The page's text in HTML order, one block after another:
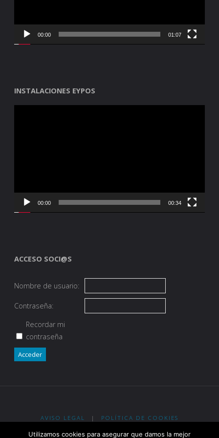
00:00 01:07
INSTALACIONES EYPOS
00:00 00:34
ACCESO SOCI@S
Nombre de usuario:
Contraseña:
Recordar mi
contraseña
Acceder
AVISO LEGAL | POLÍTICA DE COOKIES
Utilizamos cookies para asegurar que damos la mejor